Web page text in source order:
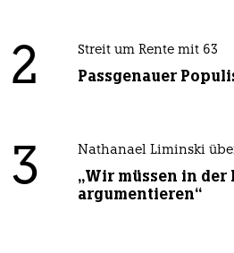
2 Streit um Rente mit 63
Passgenauer
3 Nathanael Liminski
„Wir müssen in der
argumentieren“